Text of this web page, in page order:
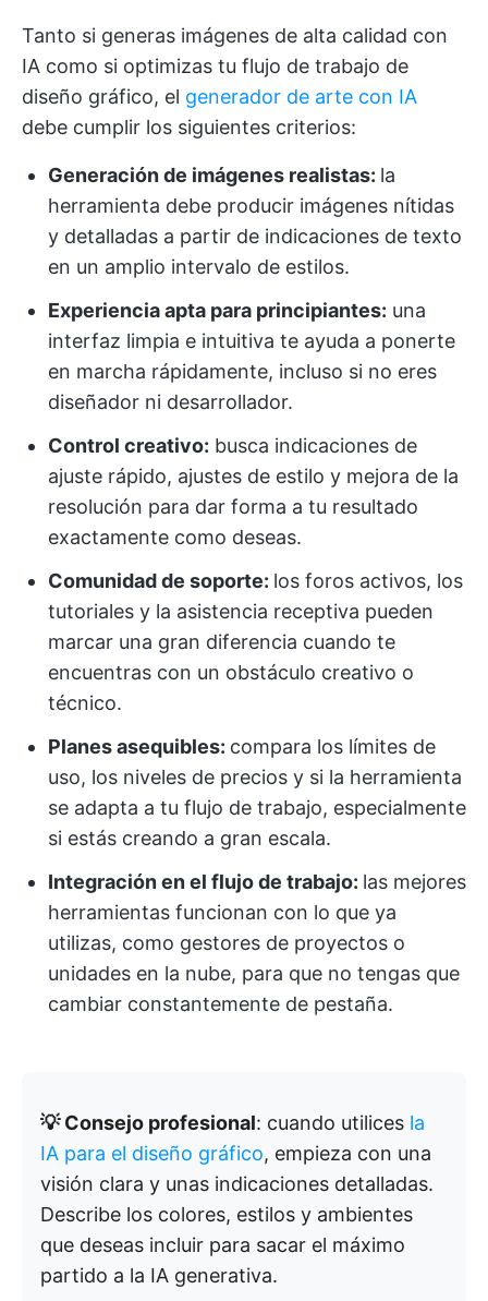
Tanto si generas imágenes de alta calidad con
IA como si optimizas tu flujo de trabajo de
diseño gráfico, el generador de arte con IA
debe cumplir los siguientes criterios:
Generación de imágenes realistas: la
herramienta debe producir imágenes nítidas
y detalladas a partir de indicaciones de texto
en un amplio intervalo de estilos.
Experiencia apta para principiantes: una
interfaz limpia e intuitiva te ayuda a ponerte
en marcha rápidamente, incluso si no eres
diseñador ni desarrollador.
Control creativo: busca indicaciones de
ajuste rápido, ajustes de estilo y mejora de la
resolución para dar forma a tu resultado
exactamente como deseas.
Comunidad de soporte: los foros activos, los
tutoriales y la asistencia receptiva pueden
marcar una gran diferencia cuando te
encuentras con un obstáculo creativo o
técnico.
Planes asequibles: compara los límites de
uso, los niveles de precios y si la herramienta
se adapta a tu flujo de trabajo, especialmente
si estás creando a gran escala.
Integración en el flujo de trabajo: las mejores
herramientas funcionan con lo que ya
utilizas, como gestores de proyectos o
unidades en la nube, para que no tengas que
cambiar constantemente de pestaña.
💡 Consejo profesional: cuando utilices la
IA para el diseño gráfico, empieza con una
visión clara y unas indicaciones detalladas.
Describe los colores, estilos y ambientes
que deseas incluir para sacar el máximo
partido a la IA generativa.